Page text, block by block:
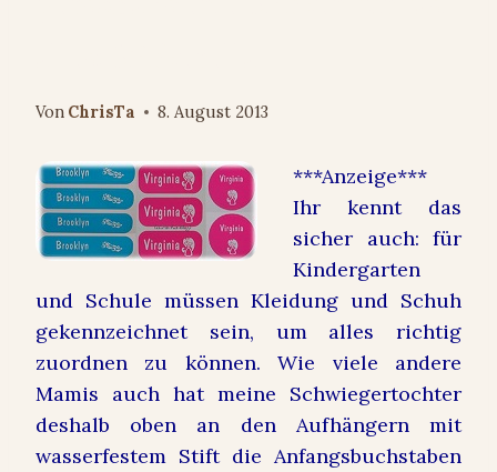
Von ChrisTa 8. August 2013
***Anzeige***
Ihr kennt das
sicher auch: für
Kindergarten
und Schule müssen Kleidung und Schuh
gekennzeichnet sein, um alles richtig
zuordnen zu können. Wie viele andere
Mamis auch hat meine Schwiegertochter
deshalb oben an den Aufhängern mit
wasserfestem Stift die Anfangsbuchstaben